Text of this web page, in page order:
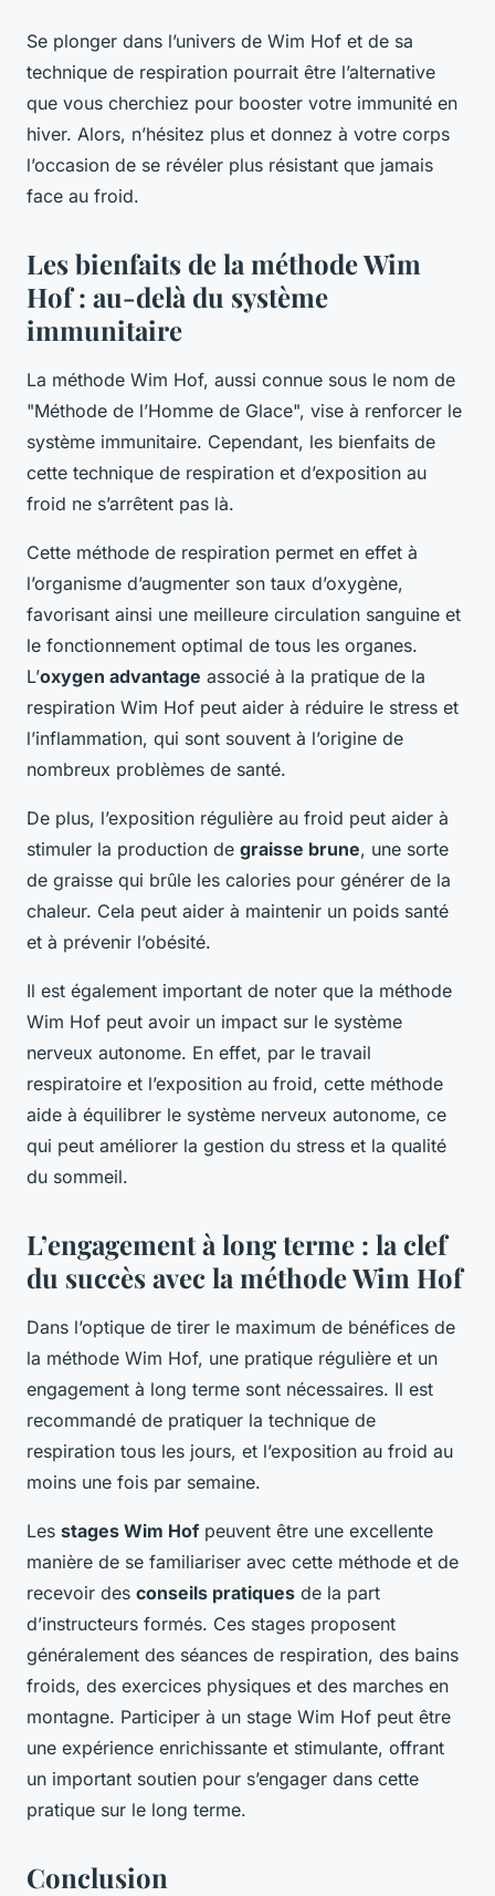
Se plonger dans l’univers de Wim Hof et de sa
technique de respiration pourrait être l’alternative
que vous cherchiez pour booster votre immunité en
hiver. Alors, n’hésitez plus et donnez à votre corps
l’occasion de se révéler plus résistant que jamais
face au froid.
Les bienfaits de la méthode Wim
Hof : au-delà du système
immunitaire
La méthode Wim Hof, aussi connue sous le nom de
"Méthode de l’Homme de Glace", vise à renforcer le
système immunitaire. Cependant, les bienfaits de
cette technique de respiration et d’exposition au
froid ne s’arrêtent pas là.
Cette méthode de respiration permet en effet à
l’organisme d’augmenter son taux d’oxygène,
favorisant ainsi une meilleure circulation sanguine et
le fonctionnement optimal de tous les organes.
L’oxygen advantage associé à la pratique de la
respiration Wim Hof peut aider à réduire le stress et
l’inflammation, qui sont souvent à l’origine de
nombreux problèmes de santé.
De plus, l’exposition régulière au froid peut aider à
stimuler la production de graisse brune, une sorte
de graisse qui brûle les calories pour générer de la
chaleur. Cela peut aider à maintenir un poids santé
et à prévenir l’obésité.
Il est également important de noter que la méthode
Wim Hof peut avoir un impact sur le système
nerveux autonome. En effet, par le travail
respiratoire et l’exposition au froid, cette méthode
aide à équilibrer le système nerveux autonome, ce
qui peut améliorer la gestion du stress et la qualité
du sommeil.
L’engagement à long terme : la clef
du succès avec la méthode Wim Hof
Dans l’optique de tirer le maximum de bénéfices de
la méthode Wim Hof, une pratique régulière et un
engagement à long terme sont nécessaires. Il est
recommandé de pratiquer la technique de
respiration tous les jours, et l’exposition au froid au
moins une fois par semaine.
Les stages Wim Hof peuvent être une excellente
manière de se familiariser avec cette méthode et de
recevoir des conseils pratiques de la part
d’instructeurs formés. Ces stages proposent
généralement des séances de respiration, des bains
froids, des exercices physiques et des marches en
montagne. Participer à un stage Wim Hof peut être
une expérience enrichissante et stimulante, offrant
un important soutien pour s’engager dans cette
pratique sur le long terme.
Conclusion